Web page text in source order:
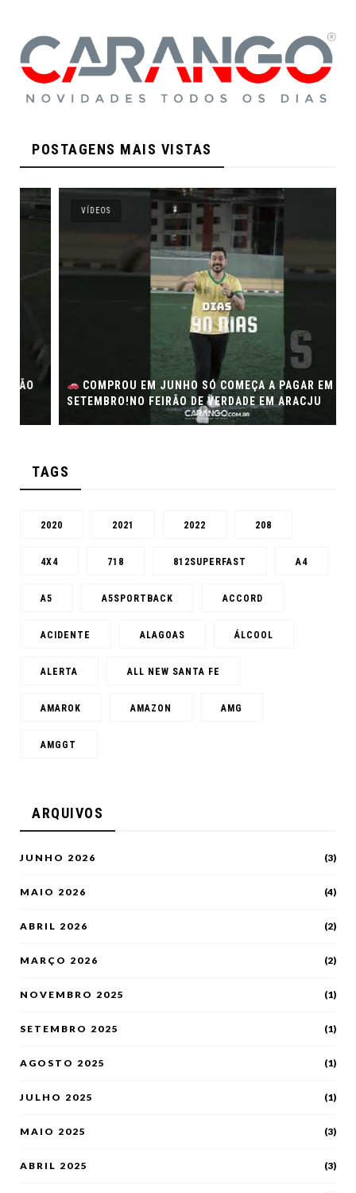
POSTAGENS MAIS VISTAS
VÍDEOS
COMPROU EM JUNHO SÓ COMEÇA A PAGAR EM
SETEMBRO!NO FEIRÃO DE VERDADE EM ARACJU
TAGS
2020 2021 2022 208
4X4 718 812SUPERFAST A4
A5 A5SPORTBACK ACCORD
ACIDENTE ALAGOAS ÁLCOOL
ALERTA ALL NEW SANTA FE
AMAROK AMAZON AMG
AMGGT
ARQUIVOS
JUNHO 2026 (3)
MAIO 2026 (4)
ABRIL 2026 (2)
MARÇO 2026 (2)
NOVEMBRO 2025 (1)
SETEMBRO 2025 (1)
AGOSTO 2025 (1)
JULHO 2025 (1)
MAIO 2025 (3)
ABRIL 2025 (3)